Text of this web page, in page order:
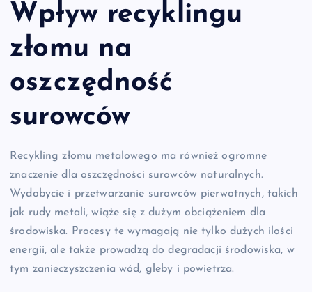
Wpływ recyklingu
złomu na
oszczędność
surowców
Recykling złomu metalowego ma również ogromne
znaczenie dla oszczędności surowców naturalnych.
Wydobycie i przetwarzanie surowców pierwotnych, takich
jak rudy metali, wiąże się z dużym obciążeniem dla
środowiska. Procesy te wymagają nie tylko dużych ilości
energii, ale także prowadzą do degradacji środowiska, w
tym zanieczyszczenia wód, gleby i powietrza.